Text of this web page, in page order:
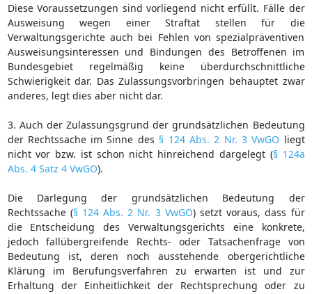
Diese Voraussetzungen sind vorliegend nicht erfüllt. Fälle der
Ausweisung wegen einer Straftat stellen für die
Verwaltungsgerichte auch bei Fehlen von spezialpräventiven
Ausweisungsinteressen und Bindungen des Betroffenen im
Bundesgebiet regelmäßig keine überdurchschnittliche
Schwierigkeit dar. Das Zulassungsvorbringen behauptet zwar
anderes, legt dies aber nicht dar.
3. Auch der Zulassungsgrund der grundsätzlichen Bedeutung
der Rechtssache im Sinne des § 124 Abs. 2 Nr. 3 VwGO liegt
nicht vor bzw. ist schon nicht hinreichend dargelegt (§ 124a
Abs. 4 Satz 4 VwGO).
Die Darlegung der grundsätzlichen Bedeutung der
Rechtssache (§ 124 Abs. 2 Nr. 3 VwGO) setzt voraus, dass für
die Entscheidung des Verwaltungsgerichts eine konkrete,
jedoch fallübergreifende Rechts- oder Tatsachenfrage von
Bedeutung ist, deren noch ausstehende obergerichtliche
Klärung im Berufungsverfahren zu erwarten ist und zur
Erhaltung der Einheitlichkeit der Rechtsprechung oder zu